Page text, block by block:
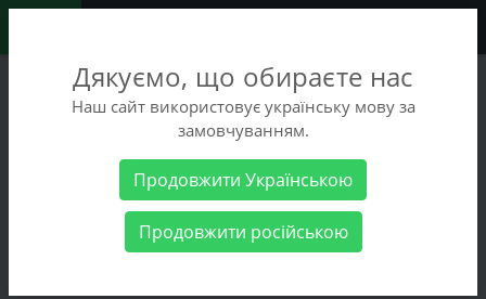
+38 (068) 486-90-09
+38 (093) 486-90-09
Мужские товары Cумки Портфели
Портфель David Jones
Дякуємо, що обираєте нас
Наш сайт використовує українську мову за
замовчуванням.
Продовжити Українською
Продовжити російською